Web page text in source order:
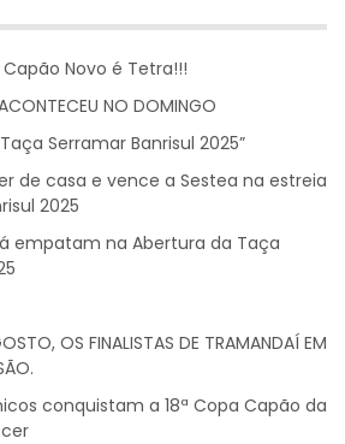
Capão Novo é Tetra!!!
NO DOMINGO
Serramar Banrisul 2025”
de casa e vence a Sestea na estreia
2025
empatam na Abertura da Taça
OS FINALISTAS DE TRAMANDAÍ EM
conquistam a 18ª Copa Capão da